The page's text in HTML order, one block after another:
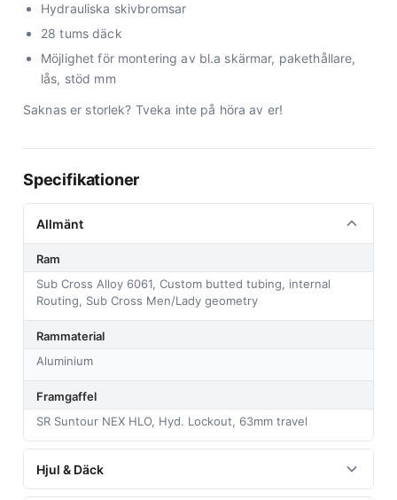
Hydrauliska skivbromsar
28 tums däck
Möjlighet för montering av bl.a skärmar, pakethållare,
lås, stöd mm
Saknas er storlek? Tveka inte på höra av er!
Specifikationer
Allmänt
Ram
Sub Cross Alloy 6061, Custom butted tubing, internal
Routing, Sub Cross Men/Lady geometry
Rammaterial
Aluminium
Framgaffel
SR Suntour NEX HLO, Hyd. Lockout, 63mm travel
Hjul & Däck